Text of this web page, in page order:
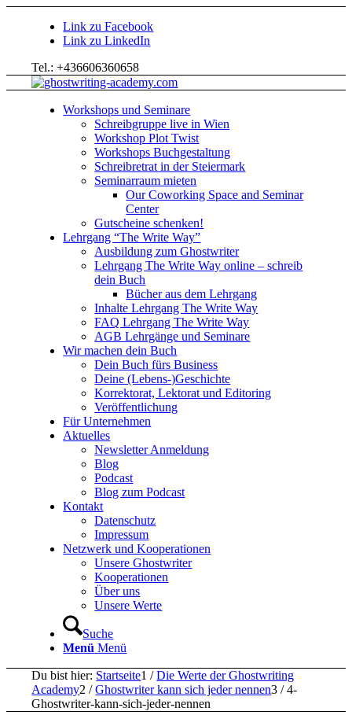
Link zu Facebook
Link zu LinkedIn
Tel.: +436606360658
Workshops und Seminare
Schreibgruppe live in Wien
Workshop Plot Twist
Workshops Buchgestaltung
Schreibretrat in der Steiermark
Seminarraum mieten
Our Coworking Space and Seminar
Center
Gutscheine schenken!
Lehrgang “The Write Way”
Ausbildung zum Ghostwriter
Lehrgang The Write Way online – schreib
dein Buch
Bücher aus dem Lehrgang
Inhalte Lehrgang The Write Way
FAQ Lehrgang The Write Way
AGB Lehrgänge und Seminare
Wir machen dein Buch
Dein Buch fürs Business
Deine (Lebens-)Geschichte
Korrektorat, Lektorat und Editoring
Veröffentlichung
Für Unternehmen
Aktuelles
Newsletter Anmeldung
Blog
Podcast
Blog zum Podcast
Kontakt
Datenschutz
Impressum
Netzwerk und Kooperationen
Unsere Ghostwriter
Kooperationen
Über uns
Unsere Werte
Suche
Menü Menü
Du bist hier: Startseite1 / Die Werte der Ghostwriting
Academy2 / Ghostwriter kann sich jeder nennen3 / 4-
Ghostwriter-kann-sich-jeder-nennen